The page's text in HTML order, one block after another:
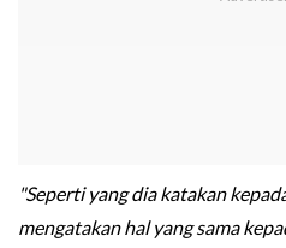
"Seperti yang dia katakan
mengatakan hal yang sama